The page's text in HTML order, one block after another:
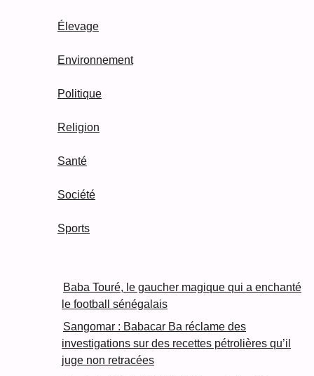
Élevage
Environnement
Politique
Religion
Santé
Société
Sports
Baba Touré, le gaucher magique qui a enchanté
le football sénégalais
Sangomar : Babacar Ba réclame des
investigations sur des recettes pétrolières qu’il
juge non retracées